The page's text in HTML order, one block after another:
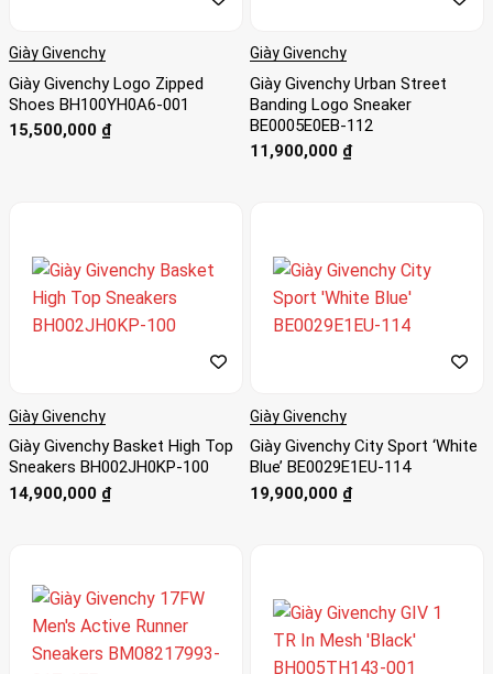
Giày Givenchy
Giày Givenchy Logo Zipped
Shoes BH100YH0A6-001
15,500,000 ₫
Giày Givenchy
Giày Givenchy Urban Street
Banding Logo Sneaker
BE0005E0EB-112
11,900,000 ₫
Giày Givenchy
Giày Givenchy Basket High Top
Sneakers BH002JH0KP-100
14,900,000 ₫
Giày Givenchy
Giày Givenchy City Sport ‘White
Blue’ BE0029E1EU-114
19,900,000 ₫